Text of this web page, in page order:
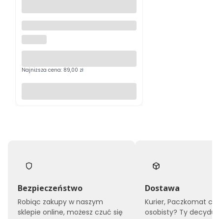
Usługa wniesienia - wymagana
akceptacja pracownika sklepu
Najniższa cena: 89,00 zł
Bezpieczeństwo
Robiąc zakupy w naszym
sklepie online, możesz czuć się
Dostawa
Kurier, Paczkomat
osobisty? Ty